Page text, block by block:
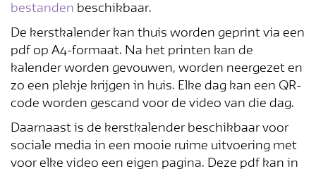
bestanden beschikbaar.
De kerstkalender kan thuis worden geprint via een
pdf op A4-formaat. Na het printen kan de
kalender worden gevouwen, worden neergezet en
zo een plekje krijgen in huis. Elke dag kan een QR-
code worden gescand voor de video van die dag.
Daarnaast is de kerstkalender beschikbaar voor
sociale media in een mooie ruime uitvoering met
voor elke video een eigen pagina. Deze pdf kan in